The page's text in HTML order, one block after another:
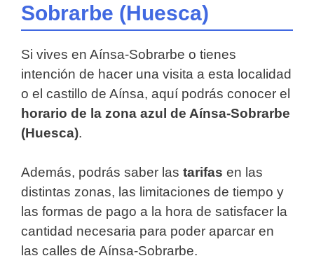
Sobrarbe (Huesca)
Si vives en Aínsa-Sobrarbe o tienes
intención de hacer una visita a esta localidad
o el castillo de Aínsa, aquí podrás conocer el
horario de la zona azul de Aínsa-Sobrarbe
(Huesca).
Además, podrás saber las tarifas en las
distintas zonas, las limitaciones de tiempo y
las formas de pago a la hora de satisfacer la
cantidad necesaria para poder aparcar en
las calles de Aínsa-Sobrarbe.